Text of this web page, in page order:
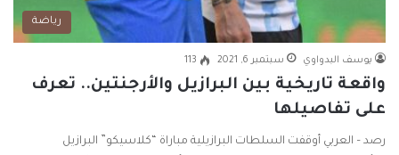
رياضة
يوسف البدواوي سبتمبر 6, 2021 113
واقعة تاريخية بين البرازيل والأرجنتين.. تعرف
على تفاصيلها
رصد – العربي أوقفت السلطات البرازيلية مباراة “كلاسيكو” البرازيل